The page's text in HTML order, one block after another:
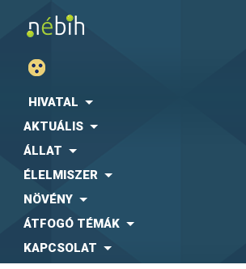
HIVATAL
AKTUÁLIS
ÁLLAT
ÉLELMISZER
NÖVÉNY
ÁTFOGÓ TÉMÁK
KAPCSOLAT